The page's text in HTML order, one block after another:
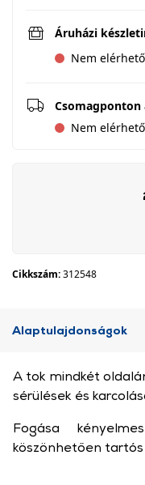
Áruházi
Nem elérhető
Nem elérhető
Cikkszám:312548
Alaptulajdonságok
A tok mindkét
sérülések és
Fogása
köszönhetően tartós